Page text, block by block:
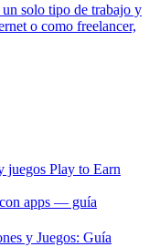
solo tipo de trabajo y
o como freelancer,
juegos Play to Earn
apps — guía
y Juegos: Guía